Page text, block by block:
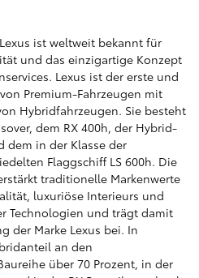
ist weltweit bekannt für
und das einzigartige Konzept
Lexus ist der erste und
Premium-Fahrzeugen mit
Hybridfahrzeugen. Sie besteht
dem RX 400h, der Hybrid-
dem in der Klasse der
Flaggschiff LS 600h. Die
traditionelle Markenwerte
luxuriöse Interieurs und
Technologien und trägt damit
der Marke Lexus bei. In
an den
über 70 Prozent, in der